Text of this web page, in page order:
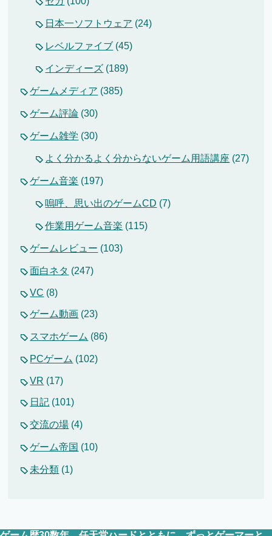
日本一ソフトウェア (24)
レベルファイブ (45)
インディーズ (189)
ゲームメディア (385)
ゲーム評論 (30)
ゲーム雑学 (30)
よく分かるよく分からないゲーム用語講座 (27)
ゲーム音楽 (197)
嗚呼、思い出のゲームCD (7)
作業用ゲーム音楽 (115)
ゲームレビュー (103)
面白ネタ (247)
VC (8)
ゲーム動画 (23)
スマホゲーム (86)
PCゲーム (102)
VR (17)
日記 (101)
交流の場 (4)
ゲーム帝国 (10)
未分類 (1)